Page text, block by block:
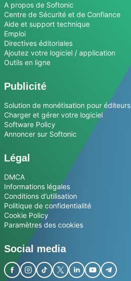
A propos de Softonic
Centre de Sécurité et de Confiance
Aide et support technique
Emploi
Directives éditoriales
Ajoutez votre logiciel / application
Outils en ligne
Publicité
Solution de monétisation pour éditeurs
Charger et gérer votre logiciel
Software Policy
Annoncer sur Softonic
Légal
DMCA
Informations légales
Conditions d’utilisation
Politique de confidentialité
Cookie Policy
Paramètres des cookies
Social media